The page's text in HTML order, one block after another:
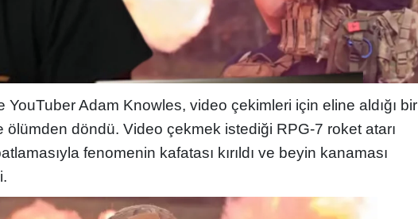
YouTuber Adam Knowles, video çekimleri için eline aldığı bir
ölümden döndü. Video çekmek istediği RPG-7 roket atarı
fenomenin kafatası kırıldı ve beyin kanaması